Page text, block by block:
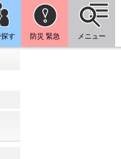
す 防災 緊急 メニュー